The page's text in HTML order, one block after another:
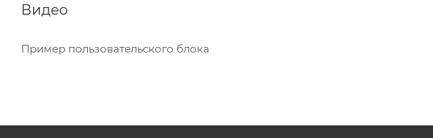
Видео
Пример пользовательского блока